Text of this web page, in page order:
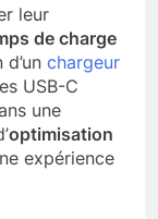
leur
de charge
chargeur
USB-C
une
optimisation
expérience